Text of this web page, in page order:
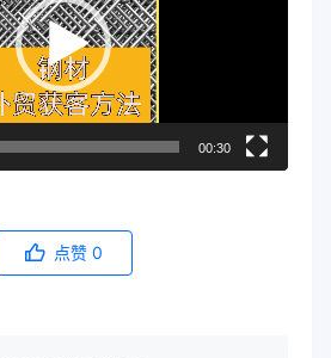
00:30
点赞 0